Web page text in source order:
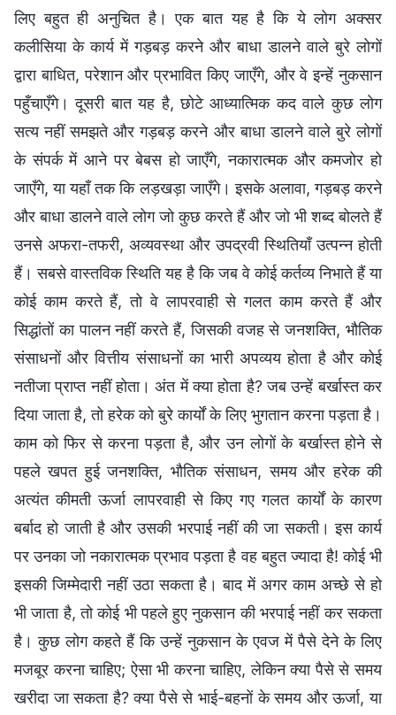
लिए बहुत ही अनुचित है। एक बात यह है कि ये लोग अक्सर
कलीसिया के कार्य में गड़बड़ करने और बाधा डालने वाले बुरे लोगों
द्वारा बाधित, परेशान और प्रभावित किए जाएँगे, और वे इन्हें नुकसान
पहुँचाएँगे। दूसरी बात यह है, छोटे आध्यात्मिक कद वाले कुछ लोग
सत्य नहीं समझते और गड़बड़ करने और बाधा डालने वाले बुरे लोगों
के संपर्क में आने पर बेबस हो जाएँगे, नकारात्मक और कमजोर हो
जाएँगे, या यहाँ तक कि लड़खड़ा जाएँगे। इसके अलावा, गड़बड़ करने
और बाधा डालने वाले लोग जो कुछ करते हैं और जो भी शब्द बोलते हैं
उनसे अफरा-तफरी, अव्यवस्था और उपद्रवी स्थितियाँ उत्पन्न होती
हैं। सबसे वास्तविक स्थिति यह है कि जब वे कोई कर्तव्य निभाते हैं या
कोई काम करते हैं, तो वे लापरवाही से गलत काम करते हैं और
सिद्धांतों का पालन नहीं करते हैं, जिसकी वजह से जनशक्ति, भौतिक
संसाधनों और वित्तीय संसाधनों का भारी अपव्यय होता है और कोई
नतीजा प्राप्त नहीं होता। अंत में क्या होता है? जब उन्हें बर्खास्त कर
दिया जाता है, तो हरेक को बुरे कार्यों के लिए भुगतान करना पड़ता है।
काम को फिर से करना पड़ता है, और उन लोगों के बर्खास्त होने से
पहले खपत हुई जनशक्ति, भौतिक संसाधन, समय और हरेक की
अत्यंत कीमती ऊर्जा लापरवाही से किए गए गलत कार्यों के कारण
बर्बाद हो जाती है और उसकी भरपाई नहीं की जा सकती। इस कार्य
पर उनका जो नकारात्मक प्रभाव पड़ता है वह बहुत ज्यादा है! कोई भी
इसकी जिम्मेदारी नहीं उठा सकता है। बाद में अगर काम अच्छे से हो
भी जाता है, तो कोई भी पहले हुए नुकसान की भरपाई नहीं कर सकता
है। कुछ लोग कहते हैं कि उन्हें नुकसान के एवज में पैसे देने के लिए
मजबूर करना चाहिए; ऐसा भी करना चाहिए, लेकिन क्या पैसे से समय
खरीदा जा सकता है? क्या पैसे से भाई-बहनों के समय और ऊर्जा, या